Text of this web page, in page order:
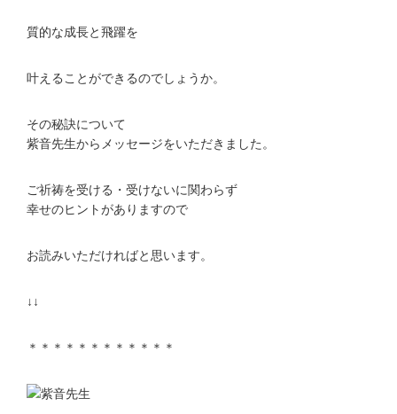
質的な成長と飛躍を
叶えることができるのでしょうか。
その秘訣について
紫音先生からメッセージをいただきました。
ご祈祷を受ける・受けないに関わらず
幸せのヒントがありますので
お読みいただければと思います。
↓↓
＊＊＊＊＊＊＊＊＊＊＊＊